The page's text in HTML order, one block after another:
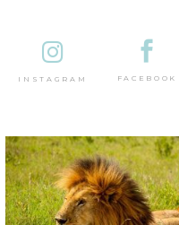
INSTAGRAM FACEBOOK